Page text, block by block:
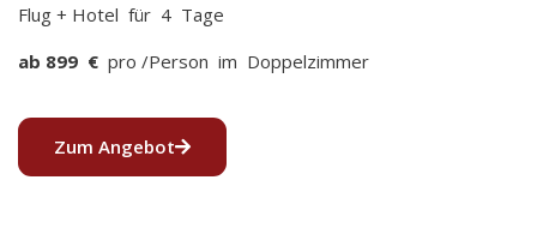
Flug + Hotel für 4 Tage
ab 899 € pro /Person im Doppelzimmer
Zum Angebot